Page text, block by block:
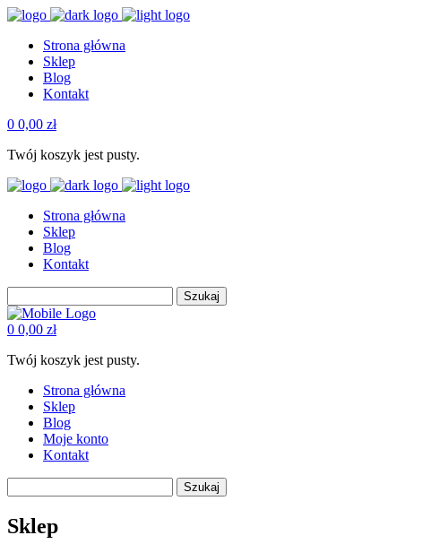
Strona główna
Sklep
Blog
Kontakt
0 0,00 zł
Twój koszyk jest pusty.
Strona główna
Sklep
Blog
Kontakt
Szukaj
0 0,00 zł
Twój koszyk jest pusty.
Strona główna
Sklep
Blog
Moje konto
Kontakt
Szukaj
Sklep